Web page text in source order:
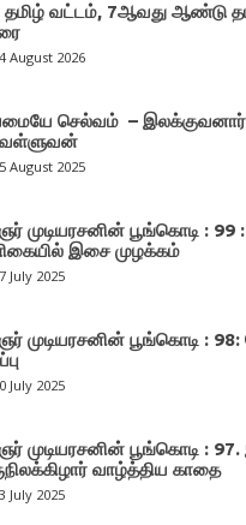
தமிழ் வட்டம், 7ஆவது ஆண்டு
August 2026
செல்வம் – இலக்குவனார்
August 2025
முடியரசனின் பூங்கொடி : 99 :
இசை முழக்கம்
July 2025
முடியரசனின் பூங்கொடி :
July 2025
முடியரசனின் பூங்கொடி :
வாழ்த்திய காதை
July 2025